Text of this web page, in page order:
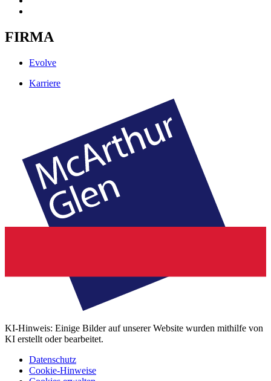
FIRMA
Evolve
Karriere
KI-Hinweis: Einige Bilder auf unserer Website wurden mithilfe von
KI erstellt oder bearbeitet.
Datenschutz
Cookie-Hinweise